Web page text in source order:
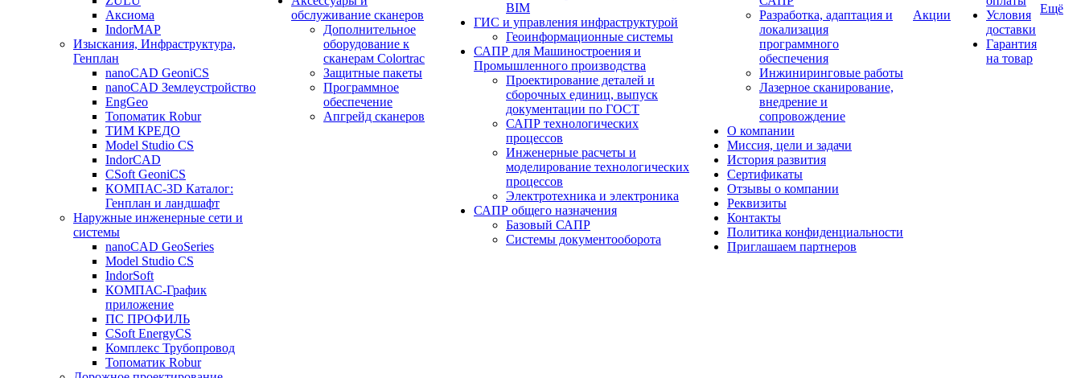
Аксиома
IndorMAP
Изыскания, Инфраструктура,
Генплан
nanoCAD GeoniCS
nanoCAD Землеустройство
EngGeo
Топоматик Robur
ТИМ КРЕДО
Model Studio CS
IndorCAD
CSoft GeoniCS
КОМПАС-3D Каталог:
Генплан и ландшафт
Наружные инженерные сети и
системы
nanoCAD GeoSeries
Model Studio CS
IndorSoft
КОМПАС-График
приложение
ПС ПРОФИЛЬ
CSoft EnergyCS
Комплекс Трубопровод
Топоматик Robur
обслуживание сканеров
Дополнительное
оборудование к
сканерам Colortrac
Защитные пакеты
Программное
обеспечение
Апгрейд сканеров
BIM
ГИС и управления инфраструктурой
Геоинформационные системы
САПР для Машиностроения и
Промышленного производства
Проектирование деталей и
сборочных единиц, выпуск
документации по ГОСТ
САПР технологических
процессов
Инженерные расчеты и
моделирование технологических
процессов
Электротехника и электроника
САПР общего назначения
Базовый САПР
Системы документооборота
Разработка, адаптация и
локализация
программного
обеспечения
Инжиниринговые работы
Лазерное сканирование,
внедрение и
сопровождение
О компании
Миссия, цели и задачи
История развития
Сертификаты
Отзывы о компании
Реквизиты
Контакты
Политика конфиденциальности
Приглашаем партнеров
Акции
Условия
доставки
Гарантия
на товар
Ещё